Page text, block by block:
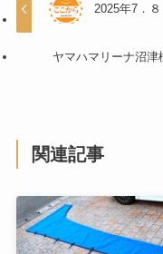
2025年7．
ヤマハマリーナ沼津
関連記事